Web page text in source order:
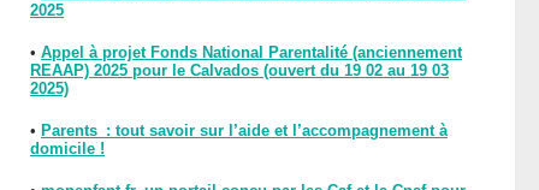
2025
• Appel à projet Fonds National Parentalité (anciennement
REAAP) 2025 pour le Calvados (ouvert du 19 02 au 19 03
2025)
• Parents : tout savoir sur l’aide et l’accompagnement à
domicile !